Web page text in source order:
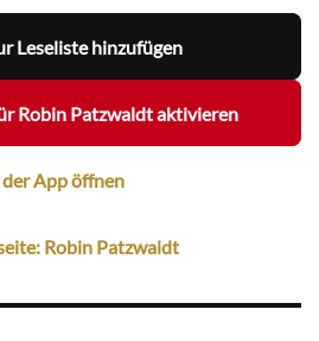
Leseliste hinzufügen
Robin Patzwaldt aktivieren
der App öffnen
Robin Patzwaldt